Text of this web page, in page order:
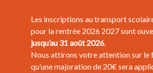
Les inscriptions au transport
pour la rentrée 2026 2027 sont
jusqu’au 31 août 2026.
Nous attirons votre attention sur le
qu’une majoration de 20€ sera